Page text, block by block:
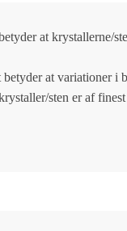
at krystallerne/
at variationer
sten er af